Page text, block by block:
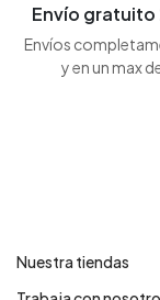
Envío
Envíos
y en un max
Nuestra tiendas